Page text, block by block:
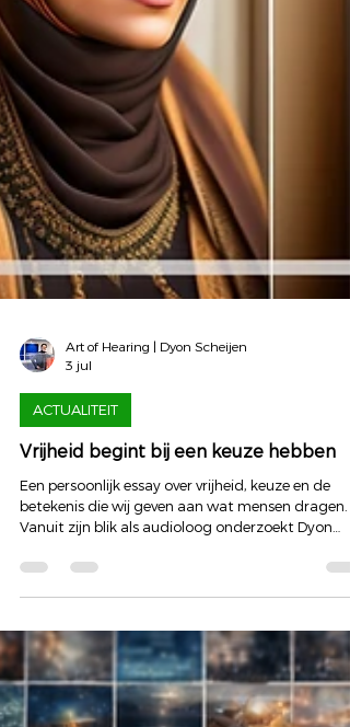
Art of Hearing | Dyon Scheijen
3 jul
ACTUALITEIT
Vrijheid begint bij een keuze hebben
Een persoonlijk essay over vrijheid, keuze en de
Vanuit zijn blik als audioloog onderzoekt Dyon
Scheijen hoe beeldvorming, symbolen en
hoofddoek staat hierin niet op zichzelf, maar
wordt een spiegel voor een grotere vraag: hoeveel
ruimte geven we elkaar om zichtbaar onszelf te
zijn?